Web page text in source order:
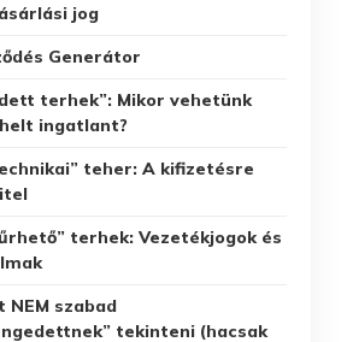
jog
Generátor
terhek”: Mikor vehetünk
ingatlant?
teher: A kifizetésre
terhek: Vezetékjogok és
NEM szabad
tekinteni (hacsak